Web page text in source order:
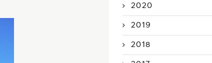
2020
2019
2018